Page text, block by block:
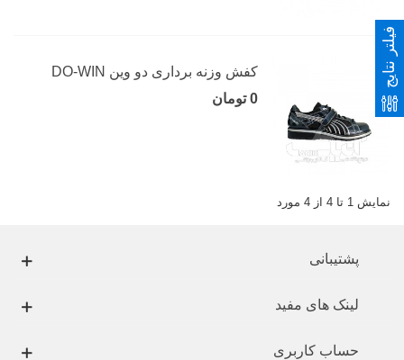
کفش وزنه برداری دو وین DO-WIN
0 تومان
نمایش 1 تا 4 از 4 مورد
پشتیبانی
لینک های مفید
حساب کاربری
فیلتر نتایج